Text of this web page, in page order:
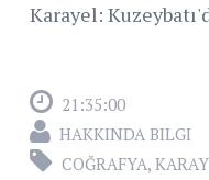
Karayel:
21:35:00
HAKKINDA BILGI
COĞRAFYA,